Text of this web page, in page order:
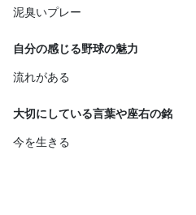
泥臭いプレー
自分の感じる野球の魅力
流れがある
大切にしている言葉や座右の銘
今を生きる